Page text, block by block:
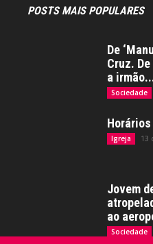
POSTS MAIS POPULARES
De
Cruz.
a
Sociedade
Igreja 13
Jovem
ao
Sociedade